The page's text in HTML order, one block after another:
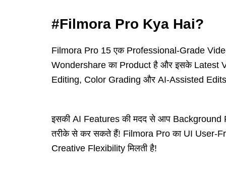
#Filmora Pro Kya Hai?
Filmora Pro 15 एक Professional-Grade
Wondershare का Product है और इसके Latest
Editing, Color Grading और AI-Assisted
इसकी AI Features की मदद से आप Background
तरीके से कर सकते हैं! Filmora Pro का UI User-
Creative Flexibility मिलती है!